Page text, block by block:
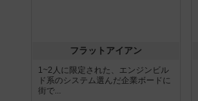
フラットアイアン
1~2人に限定された、エンジンビル
ド系のシステム選んだ企業ボードに
街で...